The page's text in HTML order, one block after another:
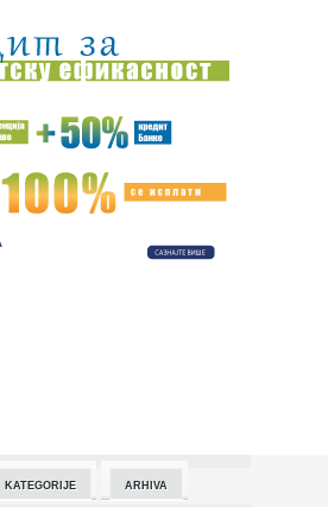
7. avgust
podignut autobus u vazduh, dve
POSLE POTOPA U HUMSKOJ: Jedna stvar
čega da se plašimo u Kazahstanu"
pobjede: Zaslužili smo još koji gol, ali
KATEGORIJE ARHIVA